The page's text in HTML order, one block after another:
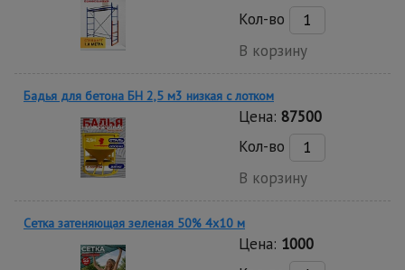
Кол-во
В корзину
Бадья для бетона БН 2,5 м3 низкая с лотком
Цена: 87500
Кол-во
В корзину
Сетка затеняющая зеленая 50% 4х10 м
Цена: 1000